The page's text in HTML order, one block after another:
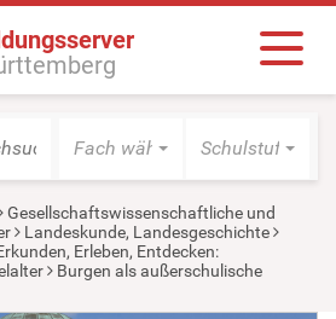
Fach wählen Schulstufe
Gesellschaftswissenschaftliche und
Landeskunde, Landesgeschichte
Erleben, Entdecken:
Burgen als außerschulische